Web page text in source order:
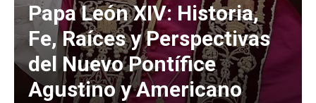
Papa León XIV: Historia,
Fe, Raíces y Perspectivas
del Nuevo Pontífice
Agustino y Americano